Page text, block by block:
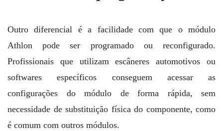
Outro diferencial é a facilidade com que o módulo
Athlon pode ser programado ou reconfigurado.
Profissionais que utilizam escâneres automotivos ou
softwares específicos conseguem acessar as
configurações do módulo de forma rápida, sem
necessidade de substituição física do componente, como
é comum com outros módulos.